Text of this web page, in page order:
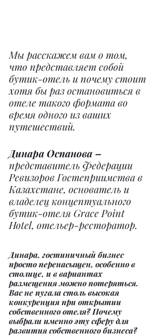
Мы расскажем вам о том,
что представляет собой
бутик-отель и почему стоит
хотя бы раз остановиться в
отеле такого формата во
время одного из ваших
путешествий.
Динара Оспанова –
представитель Федерации
Ревизоров Гостеприимства в
Казахстане, основатель и
владелец концептуального
бутик-отеля Grace Point
Hotel, отельер-ресторатор.
Динара, гостиничный бизнес
просто перенасыщен, особенно в
столице, и в вариантах
размещения можно потеряться.
Вас не пугала столь высокая
конкуренция при открытии
собственного отеля? Почему
выбрали именно эту сферу для
развития собственного бизнеса?